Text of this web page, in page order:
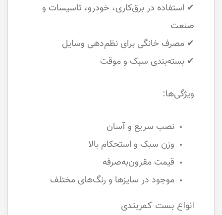
✔ استفاده در برق‌کاری، خودرو، تاسیسات و
صنعت
✔ مصرف خانگی برای نظم‌دهی وسایل
✔ بسته‌بندی سبک و موقت
ویژگی‌ها:
نصب سریع و آسان
وزن سبک و استحکام بالا
قیمت مقرون‌به‌صرفه
موجود در سایزها و رنگ‌های مختلف
انواع بست کمربندی